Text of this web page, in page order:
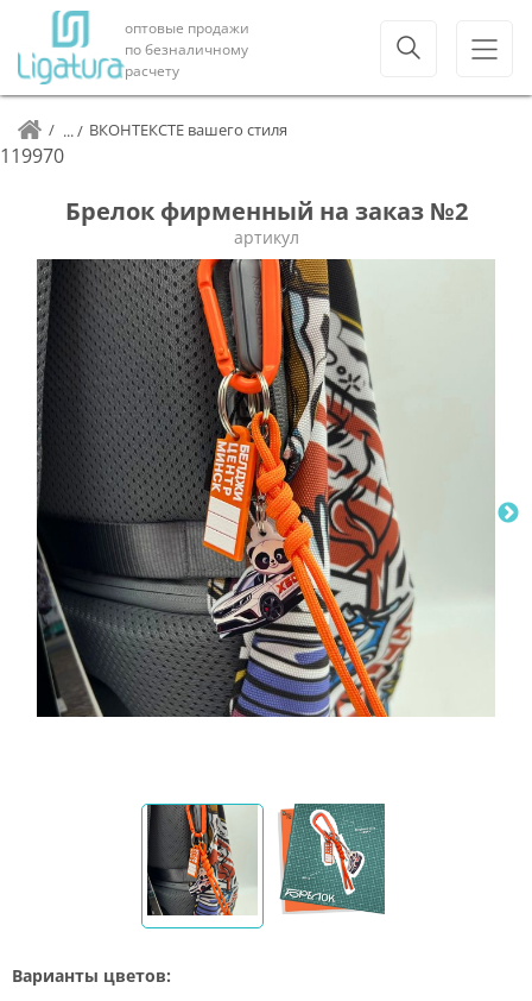
оптовые продажи
по безналичному
расчету
ВКОНТЕКСТЕ вашего стиля
119970
Брелок фирменный на заказ №2
артикул
Варианты цветов: